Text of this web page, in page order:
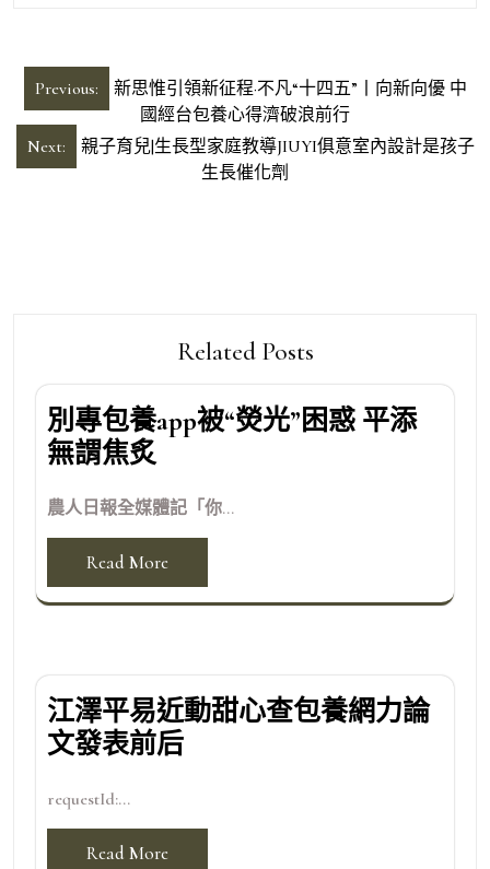
文
章
導
Previous:
新思惟引領新征程·不凡“十四五”丨向新向優 中
國經台包養心得濟破浪前行
Next:
親子育兒|生長型家庭教導JIUYI俱意室內設計是孩子
生長催化劑
Related Posts
別專包養app被“熒光”困惑 平添
無謂焦炙
農人日報全媒體記「你...
Read More
江澤平易近動甜心查包養網力論
文發表前后
requestId:...
Read More